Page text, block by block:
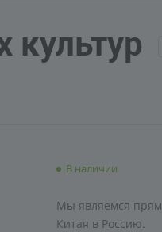
В наличии
Мы являемся
Китая в Россию.